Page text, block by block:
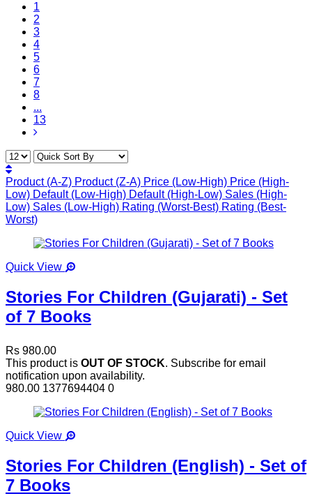
1
2
3
4
5
6
7
8
...
13
Product (A-Z) Product (Z-A) Price (Low-High) Price (High-
Low) Default (Low-High) Default (High-Low) Sales (High-
Low) Sales (Low-High) Rating (Worst-Best) Rating (Best-
Worst)
Quick View
Stories For Children (Gujarati) - Set
of 7 Books
Rs 980.00
This product is OUT OF STOCK. Subscribe for email
notification upon availability.
980.00 1377694404 0
Quick View
Stories For Children (English) - Set of
7 Books